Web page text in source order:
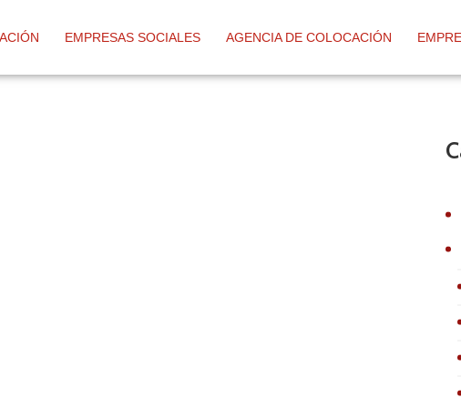
EMPRESAS SOCIALES AGENCIA DE COLOCACIÓN